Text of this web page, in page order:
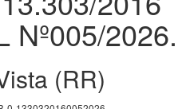
Nº005/2026.
(RR)